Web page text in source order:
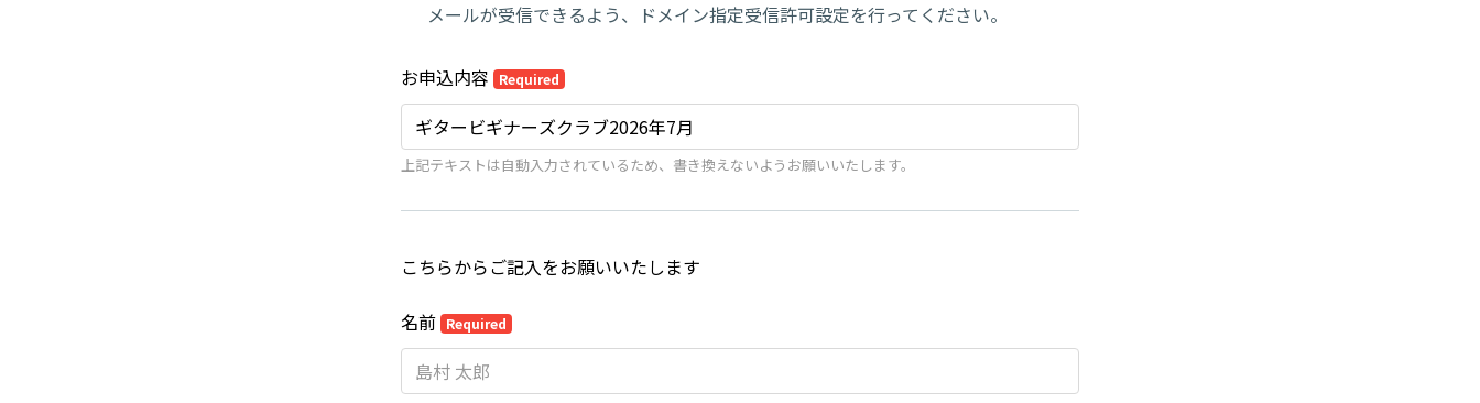
メールが受信できるよう、ドメイン指定受信許可設定を行ってください。
お申込内容 Required
上記テキストは自動入力されているため、書き換えないようお願いいたします。
こちらからご記入をお願いいたします
名前 Required